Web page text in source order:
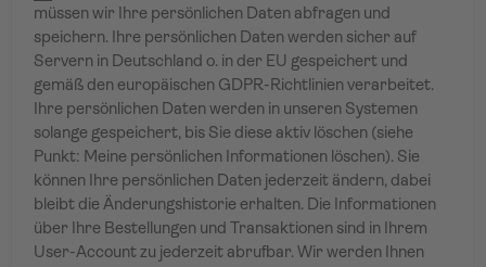
müssen wir Ihre persönlichen Daten abfragen und
speichern. Ihre persönlichen Daten werden sicher auf
Servern in Deutschland o. in der EU gespeichert und
gemäß den europäischen GDPR-Richtlinien verarbeitet.
Ihre persönlichen Daten werden in unseren Systemen
solange gespeichert, bis Sie diese aktiv löschen (siehe
Punkt: Meine persönlichen Informationen löschen). Sie
können Ihre persönlichen Daten jederzeit ändern, dabei
bleibt die Änderungshistorie erhalten. Die Informationen
über Ihre Bestellungen und Transaktionen sind in Ihrem
User-Account zu jederzeit abrufbar. Wir werden Ihnen